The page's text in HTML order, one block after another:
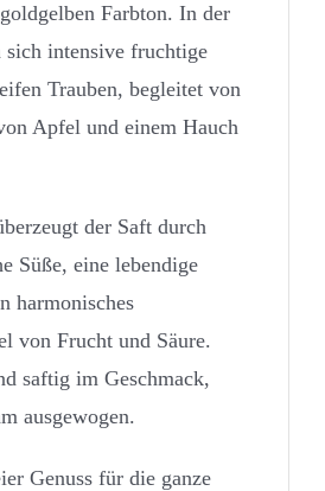
Farbton. In der
sich intensive fruchtige
Trauben, begleitet von
Apfel und einem Hauch
der Saft durch
Süße, eine lebendige
harmonisches
von Frucht und Säure.
saftig im Geschmack,
ausgewogen.
Genuss für die ganze